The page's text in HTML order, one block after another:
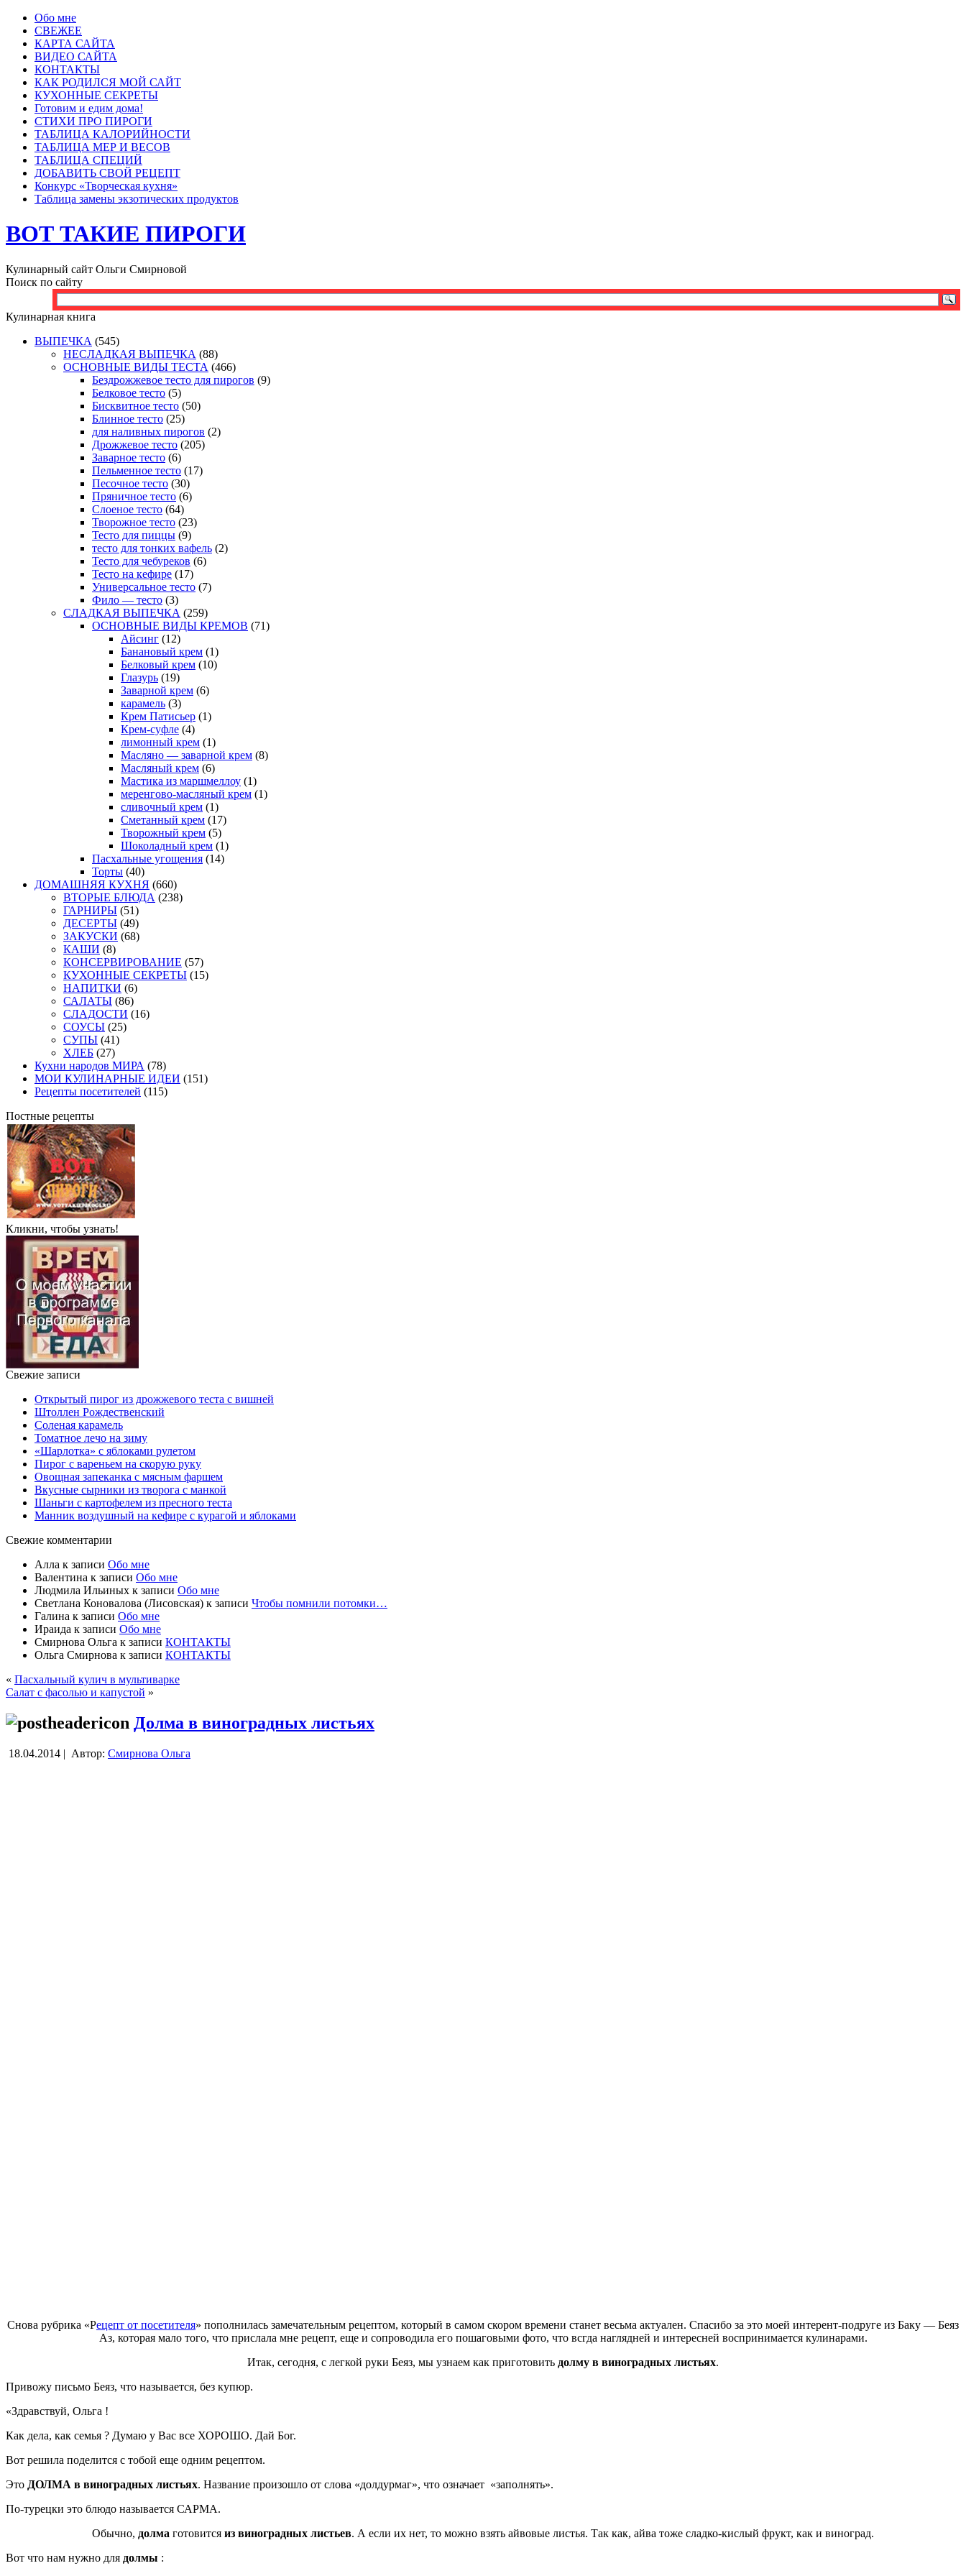
Обо мне
СВЕЖЕЕ
КАРТА САЙТА
ВИДЕО САЙТА
КОНТАКТЫ
КАК РОДИЛСЯ МОЙ САЙТ
КУХОННЫЕ СЕКРЕТЫ
Готовим и едим дома!
СТИХИ ПРО ПИРОГИ
ТАБЛИЦА КАЛОРИЙНОСТИ
ТАБЛИЦА МЕР И ВЕСОВ
ТАБЛИЦА СПЕЦИЙ
ДОБАВИТЬ СВОЙ РЕЦЕПТ
Конкурс «Творческая кухня»
Таблица замены экзотических продуктов
ВОТ ТАКИЕ ПИРОГИ
Кулинарный сайт Ольги Смирновой
Поиск по сайту
Кулинарная книга
ВЫПЕЧКА (545)
НЕСЛАДКАЯ ВЫПЕЧКА (88)
ОСНОВНЫЕ ВИДЫ ТЕСТА (466)
Бездрожжевое тесто для пирогов (9)
Белковое тесто (5)
Бисквитное тесто (50)
Блинное тесто (25)
для наливных пирогов (2)
Дрожжевое тесто (205)
Заварное тесто (6)
Пельменное тесто (17)
Песочное тесто (30)
Пряничное тесто (6)
Слоеное тесто (64)
Творожное тесто (23)
Тесто для пиццы (9)
тесто для тонких вафель (2)
Тесто для чебуреков (6)
Тесто на кефире (17)
Универсальное тесто (7)
Фило — тесто (3)
СЛАДКАЯ ВЫПЕЧКА (259)
ОСНОВНЫЕ ВИДЫ КРЕМОВ (71)
Айсинг (12)
Банановый крем (1)
Белковый крем (10)
Глазурь (19)
Заварной крем (6)
карамель (3)
Крем Патисьер (1)
Крем-суфле (4)
лимонный крем (1)
Масляно — заварной крем (8)
Масляный крем (6)
Мастика из маршмеллоу (1)
меренгово-масляный крем (1)
сливочный крем (1)
Сметанный крем (17)
Творожный крем (5)
Шоколадный крем (1)
Пасхальные угощения (14)
Торты (40)
ДОМАШНЯЯ КУХНЯ (660)
ВТОРЫЕ БЛЮДА (238)
ГАРНИРЫ (51)
ДЕСЕРТЫ (49)
ЗАКУСКИ (68)
КАШИ (8)
КОНСЕРВИРОВАНИЕ (57)
КУХОННЫЕ СЕКРЕТЫ (15)
НАПИТКИ (6)
САЛАТЫ (86)
СЛАДОСТИ (16)
СОУСЫ (25)
СУПЫ (41)
ХЛЕБ (27)
Кухни народов МИРА (78)
МОИ КУЛИНАРНЫЕ ИДЕИ (151)
Рецепты посетителей (115)
Постные рецепты
Кликни, чтобы узнать!
Свежие записи
Открытый пирог из дрожжевого теста с вишней
Штоллен Рождественский
Соленая карамель
Томатное лечо на зиму
«Шарлотка» с яблоками рулетом
Пирог с вареньем на скорую руку
Овощная запеканка с мясным фаршем
Вкусные сырники из творога с манкой
Шаньги с картофелем из пресного теста
Манник воздушный на кефире с курагой и яблоками
Свежие комментарии
Алла к записи Обо мне
Валентина к записи Обо мне
Людмила Ильиных к записи Обо мне
Светлана Коновалова (Лисовская) к записи Чтобы помнили потомки…
Галина к записи Обо мне
Ираида к записи Обо мне
Смирнова Ольга к записи КОНТАКТЫ
Ольга Смирнова к записи КОНТАКТЫ
« Пасхальный кулич в мультиварке
Салат с фасолью и капустой »
Долма в виноградных листьях
18.04.2014 | Автор: Смирнова Ольга
Снова рубрика «Рецепт от посетителя» пополнилась замечательным рецептом, который в самом скором времени станет весьма актуален. Спасибо за это моей интерент-подруге из Баку — Беяз
Аз, которая мало того, что прислала мне рецепт, еще и сопроводила его пошаговыми фото, что всгда наглядней и интересней воспринимается кулинарами.
Итак, сегодня, с легкой руки Беяз, мы узнаем как приготовить долму в виноградных листьях.
Привожу письмо Беяз, что называется, без купюр.
«Здравствуй, Ольга !
Как дела, как семья ? Думаю у Вас все ХОРОШО. Дай Бог.
Вот решила поделится с тобой еще одним рецептом.
Это ДОЛМА в виноградных листьях. Название произошло от слова «долдурмаг», что означает «заполнять».
По-турецки это блюдо называется САРМА.
Обычно, долма готовится из виноградных листьев. А если их нет, то можно взять айвовые листья. Так как, айва тоже сладко-кислый фрукт, как и виноград.
Вот что нам нужно для долмы :